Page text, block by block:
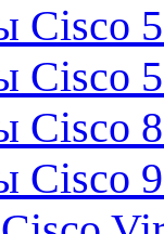
Cisco
Cisco
Cisco
Cisco